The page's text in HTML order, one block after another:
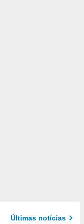
Últimas notícias